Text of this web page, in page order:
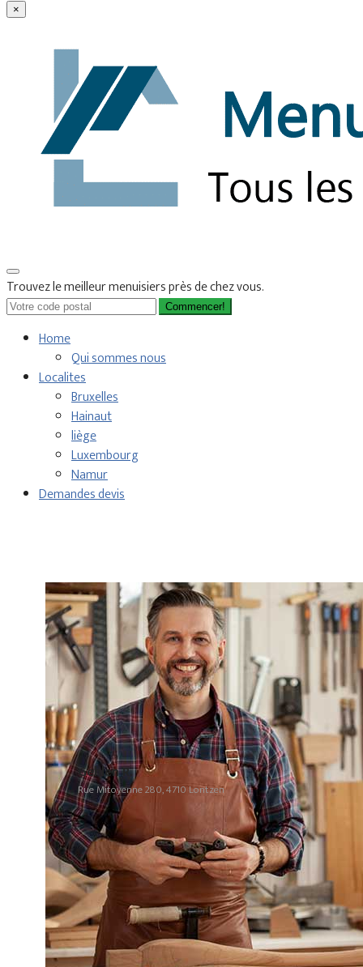
×
Trouvez le meilleur menuisiers près de chez vous.
Commencer!
Home
Qui sommes nous
Localites
Bruxelles
Hainaut
liège
Luxembourg
Namur
Demandes devis
Gehlen R.
Rue Mitoyenne 280, 4710 Lontzen